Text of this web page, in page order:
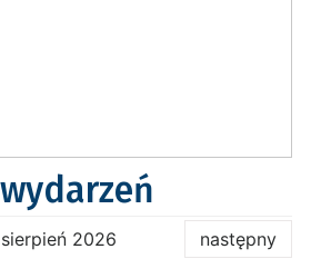
sierpień 2026 następny